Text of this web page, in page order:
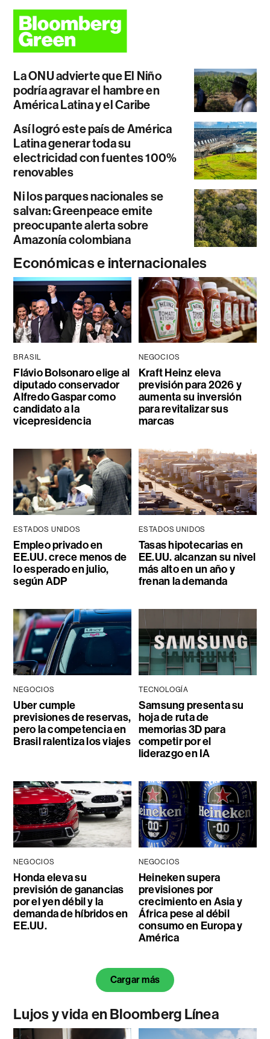
La ONU advierte que El Niño
podría agravar el hambre en
América Latina y el Caribe
Así logró este país de América
Latina generar toda su
electricidad con fuentes 100%
renovables
Ni los parques nacionales se
salvan: Greenpeace emite
preocupante alerta sobre
Amazonía colombiana
Económicas e internacionales
BRASIL
Flávio Bolsonaro elige al
diputado conservador
Alfredo Gaspar como
candidato a la
vicepresidencia
NEGOCIOS
Kraft Heinz eleva
previsión para 2026 y
aumenta su inversión
para revitalizar sus
marcas
ESTADOS UNIDOS
Empleo privado en
EE.UU. crece menos de
lo esperado en julio,
según ADP
ESTADOS UNIDOS
Tasas hipotecarias en
EE.UU. alcanzan su nivel
más alto en un año y
frenan la demanda
NEGOCIOS
Uber cumple
previsiones de reservas,
pero la competencia en
Brasil ralentiza los viajes
TECNOLOGÍA
Samsung presenta su
hoja de ruta de
memorias 3D para
competir por el
liderazgo en IA
NEGOCIOS
Honda eleva su
previsión de ganancias
por el yen débil y la
demanda de híbridos en
EE.UU.
NEGOCIOS
Heineken supera
previsiones por
crecimiento en Asia y
África pese al débil
consumo en Europa y
América
Cargar más
Lujos y vida en Bloomberg Línea